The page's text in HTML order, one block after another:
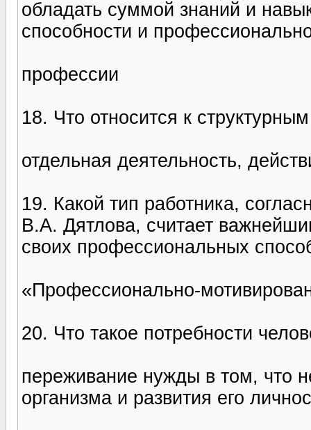
обладать суммой знаний и
способности и
профессии
18. Что относится к
отдельная деятельность,
19. Какой тип работника,
В.А. Дятлова, считает
своих профессиональных
«Профессионально-
20. Что такое потребности
переживание нужды в том, что
организма и развития его